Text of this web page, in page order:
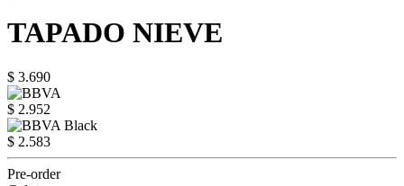
TAPADO NIEVE
$ 3.690
$ 2.952
$ 2.583
Pre-order